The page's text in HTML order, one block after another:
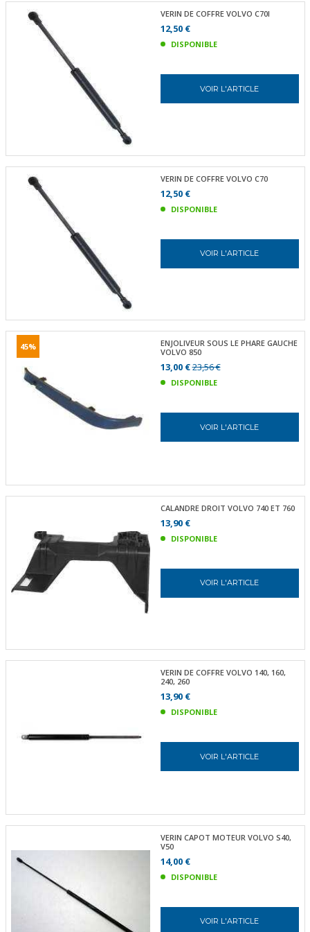
VERIN DE COFFRE VOLVO C70I
12,50 €
DISPONIBLE
VOIR L'ARTICLE
VERIN DE COFFRE VOLVO C70
12,50 €
DISPONIBLE
VOIR L'ARTICLE
45%
ENJOLIVEUR SOUS LE PHARE GAUCHE
VOLVO 850
13,00 €23,56 €
DISPONIBLE
VOIR L'ARTICLE
CALANDRE DROIT VOLVO 740 ET 760
13,90 €
DISPONIBLE
VOIR L'ARTICLE
VERIN DE COFFRE VOLVO 140, 160,
240, 260
13,90 €
DISPONIBLE
VOIR L'ARTICLE
VERIN CAPOT MOTEUR VOLVO S40,
V50
14,00 €
DISPONIBLE
VOIR L'ARTICLE